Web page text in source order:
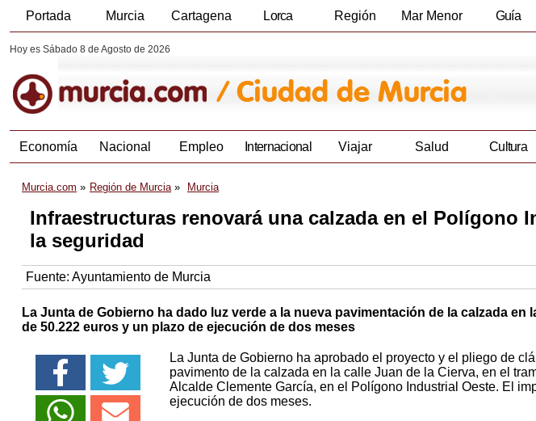
Portada Murcia Cartagena Lorca Región Mar Menor Guía
Hoy es Sábado 8 de Agosto de 2026
Economía Nacional Empleo Internacional Viajar Salud Cultura
Murcia.com Región de Murcia Murcia
Infraestructuras renovará una calzada en el Polígono
la seguridad
Fuente: Ayuntamiento de Murcia
La Junta de Gobierno ha dado luz verde a la nueva pavimentación de la calzada en
de 50.222 euros y un plazo de ejecución de dos meses
La Junta de Gobierno ha aprobado el proyecto y el pliego de
pavimento de la calzada en la calle Juan de la Cierva, en el
Alcalde Clemente García, en el Polígono Industrial Oeste. El
ejecución de dos meses.